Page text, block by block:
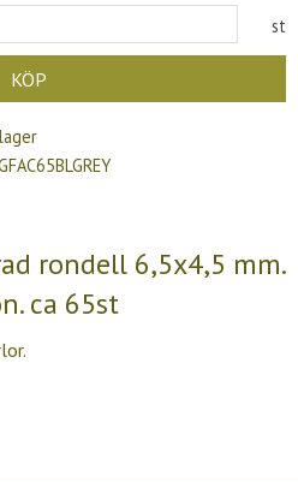
st
KÖP
rondell 6,5x4,5 mm.
ca 65st